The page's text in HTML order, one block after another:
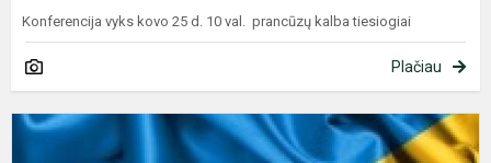
Konferencija vyks kovo 25 d. 10 val. prancūzų kalba tiesiogiai
Plačiau